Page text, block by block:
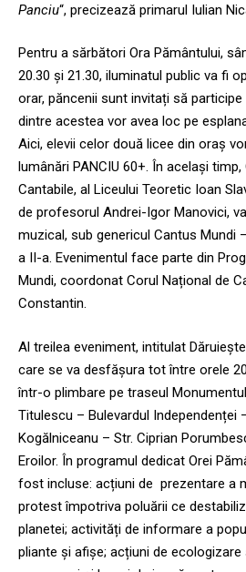
Panciu“, precizează primarul Iulian
Pentru a sărbători Ora Pământului,
20.30 și 21.30, iluminatul public va fi
orar, păncenii sunt invitați să
dintre acestea vor avea loc pe
Aici, elevii celor două licee din oraș
lumânări PANCIU 60+. În același
Cantabile, al Liceului Teoretic Ioan
de profesorul Andrei-Igor Manovici,
muzical, sub genericul Cantus Mundi
a II-a. Evenimentul face parte din
Mundi, coordonat Corul Național de
Constantin.
Al treilea eveniment, intitulat
care se va desfășura tot între orele
într-o plimbare pe traseul
Titulescu – Bulevardul Independenței
Kogălniceanu – Str. Ciprian
Eroilor. În programul dedicat Orei
fost incluse: acțiuni de prezentare a
protest împotriva poluării ce
planetei; activități de informare a
pliante și afișe; acțiuni de